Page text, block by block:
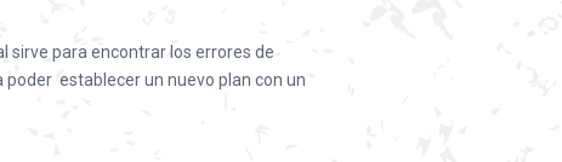
sirve para encontrar los errores de
establecer un nuevo plan con un